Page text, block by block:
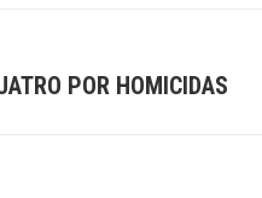
POR HOMICIDAS